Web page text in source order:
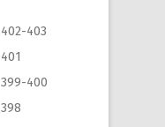
403
400